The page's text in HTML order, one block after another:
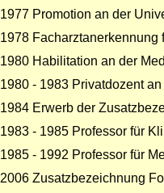
1977 Promotion an der
1978 Facharztanerkennung
1980 Habilitation an der
1980 - 1983 Privatdozent
1984 Erwerb der
1983 - 1985 Professor für
1985 - 1992 Professor für
2006 Zusatzbezeichnung